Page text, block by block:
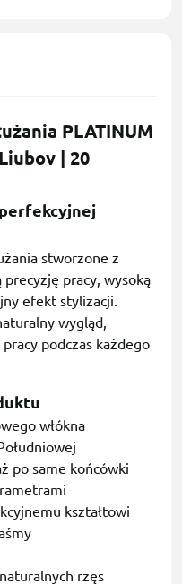
PLATINUM
| 20
stworzone z
pracy, wysoką
efekt stylizacji.
wygląd,
podczas każdego
włókna
po same końcówki
kształtowi
rzęs